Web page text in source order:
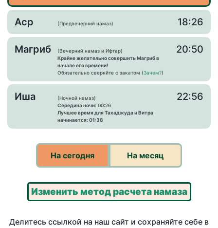
Аср (Предвечерний намаз) 18:26
Магриб
(Вечерний намаз и Ифтар)
Крайне желательно совершить Магриб в
начале его времени!
Обязательно сверяйте с закатом (Зачем?)
20:50
Иша
(Ночной намаз)
Середина ночи: 00:26
Лучшее время для Тахаджуда и Витра
начинается: 01:38
22:56
На сегодня На месяц
Изменить метод расчета намаза
Делитесь ссылкой на наш сайт и сохраняйте себе в